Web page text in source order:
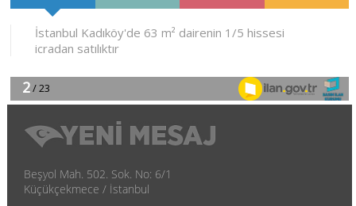
Beşyol Mah. 502. Sok. No: 6/1
Küçükçekmece / İstanbul